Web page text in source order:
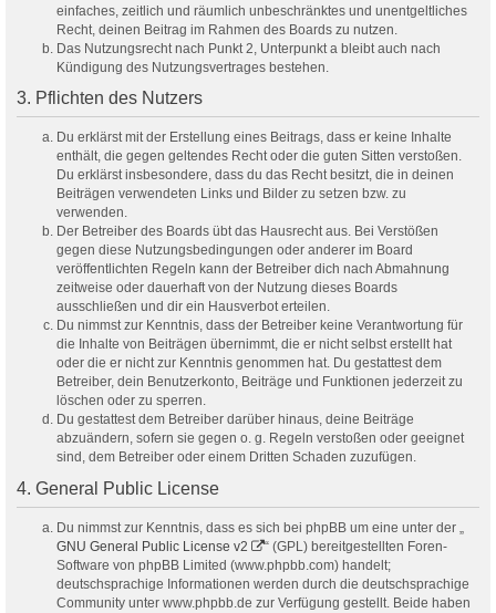
einfaches, zeitlich und räumlich unbeschränktes und unentgeltliches
Recht, deinen Beitrag im Rahmen des Boards zu nutzen.
Das Nutzungsrecht nach Punkt 2, Unterpunkt a bleibt auch nach
Kündigung des Nutzungsvertrages bestehen.
3. Pflichten des Nutzers
Du erklärst mit der Erstellung eines Beitrags, dass er keine Inhalte
enthält, die gegen geltendes Recht oder die guten Sitten verstoßen.
Du erklärst insbesondere, dass du das Recht besitzt, die in deinen
Beiträgen verwendeten Links und Bilder zu setzen bzw. zu
verwenden.
Der Betreiber des Boards übt das Hausrecht aus. Bei Verstößen
gegen diese Nutzungsbedingungen oder anderer im Board
veröffentlichten Regeln kann der Betreiber dich nach Abmahnung
zeitweise oder dauerhaft von der Nutzung dieses Boards
ausschließen und dir ein Hausverbot erteilen.
Du nimmst zur Kenntnis, dass der Betreiber keine Verantwortung für
die Inhalte von Beiträgen übernimmt, die er nicht selbst erstellt hat
oder die er nicht zur Kenntnis genommen hat. Du gestattest dem
Betreiber, dein Benutzerkonto, Beiträge und Funktionen jederzeit zu
löschen oder zu sperren.
Du gestattest dem Betreiber darüber hinaus, deine Beiträge
abzuändern, sofern sie gegen o. g. Regeln verstoßen oder geeignet
sind, dem Betreiber oder einem Dritten Schaden zuzufügen.
4. General Public License
Du nimmst zur Kenntnis, dass es sich bei phpBB um eine unter der „
GNU General Public License v2
“ (GPL) bereitgestellten Foren-
Software von phpBB Limited (www.phpbb.com) handelt;
deutschsprachige Informationen werden durch die deutschsprachige
Community unter www.phpbb.de zur Verfügung gestellt. Beide haben